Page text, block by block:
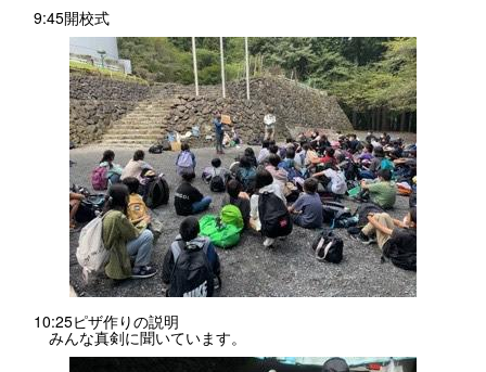
9:45開校式
10:25ピザ作りの説明
みんな真剣に聞いています。